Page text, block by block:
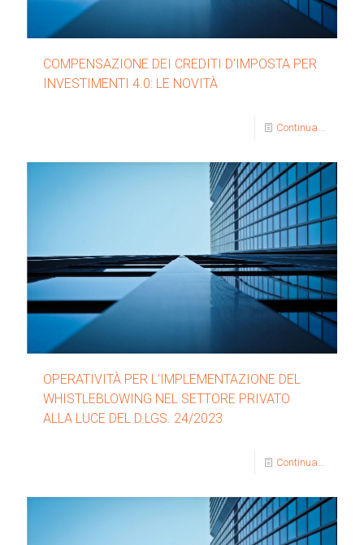
COMPENSAZIONE DEI CREDITI D’IMPOSTA PER
INVESTIMENTI 4.0: LE NOVITÀ
Continua...
OPERATIVITÀ PER L’IMPLEMENTAZIONE DEL
WHISTLEBLOWING NEL SETTORE PRIVATO
ALLA LUCE DEL D.LGS. 24/2023
Continua...